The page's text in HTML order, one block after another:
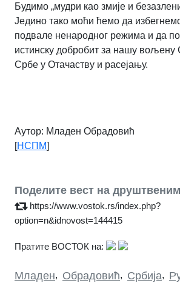
Будимо „мудри као змије и
Једино тако моћи ћемо да
подвале ненародног режима и да
истинску добробит за нашу вољену
Србе у Отачаству и расејању.
Аутор: Младен Обрадовић
[НСПМ]
Поделите вест на
https://www.vostok.rs/index.php?
option=n&idnovost=144415
Пратите ВОСТОК на:
Младен, Обрадовић, Србија,